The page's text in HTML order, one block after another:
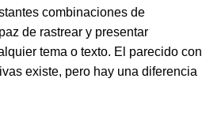
combinaciones de
de rastrear y presentar
tema o texto. El parecido con
existe, pero hay una diferencia